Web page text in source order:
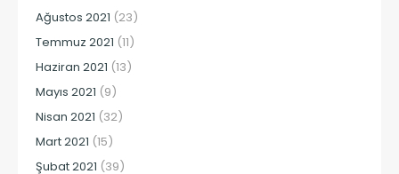
Ağustos 2021 (23)
Temmuz 2021 (11)
Haziran 2021 (13)
Mayıs 2021 (9)
Nisan 2021 (32)
Mart 2021 (15)
Şubat 2021 (39)